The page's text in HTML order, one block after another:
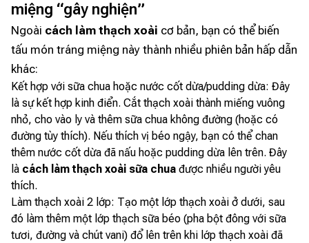
miệng “gây nghiện”
Ngoài cách làm thạch xoài cơ bản, bạn có thể biến
tấu món tráng miệng này thành nhiều phiên bản hấp dẫn
khác:
Kết hợp với sữa chua hoặc nước cốt dừa/pudding dừa: Đây
là sự kết hợp kinh điển. Cắt thạch xoài thành miếng vuông
nhỏ, cho vào ly và thêm sữa chua không đường (hoặc có
đường tùy thích). Nếu thích vị béo ngậy, bạn có thể chan
thêm nước cốt dừa đã nấu hoặc pudding dừa lên trên. Đây
là cách làm thạch xoài sữa chua được nhiều người yêu
thích.
Làm thạch xoài 2 lớp: Tạo một lớp thạch xoài ở dưới, sau
đó làm thêm một lớp thạch sữa béo (pha bột đông với sữa
tươi, đường và chút vani) đổ lên trên khi lớp thạch xoài đã